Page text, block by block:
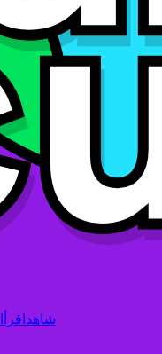
شاهد اقرأ